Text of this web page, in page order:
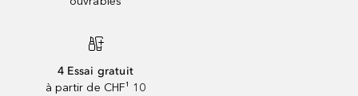
4 Essai gratuit
à partir de CHF¹ 10